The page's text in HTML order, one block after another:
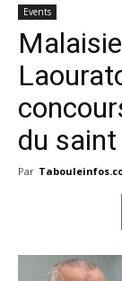
Events
du saint
Par